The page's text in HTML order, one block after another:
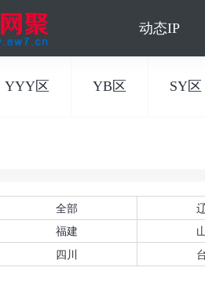
动态IP
YYY区 YB区 SY区
全部
福建
四川